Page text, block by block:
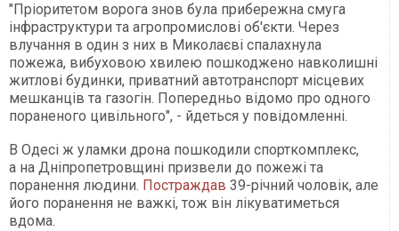
"Пріоритетом ворога знов була прибережна смуга
інфраструктури та агропромислові об'єкти. Через
влучання в один з них в Миколаєві спалахнула
пожежа, вибуховою хвилею пошкоджено навколишні
житлові будинки, приватний автотранспорт місцевих
мешканців та газогін. Попередньо відомо про одного
пораненого цивільного", - йдеться у повідомленні.
В Одесі ж уламки дрона пошкодили спорткомплекс,
а на Дніпропетровщині призвели до пожежі та
поранення людини. Постраждав 39-річний чоловік, але
його поранення не важкі, тож він лікуватиметься
вдома.